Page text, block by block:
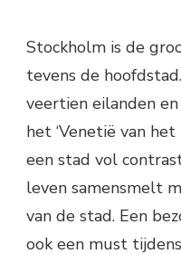
Stockholm is de
tevens de
veertien eilanden
het ‘Venetië van
een stad vol
leven samensmelt
van de stad. Een
ook een must